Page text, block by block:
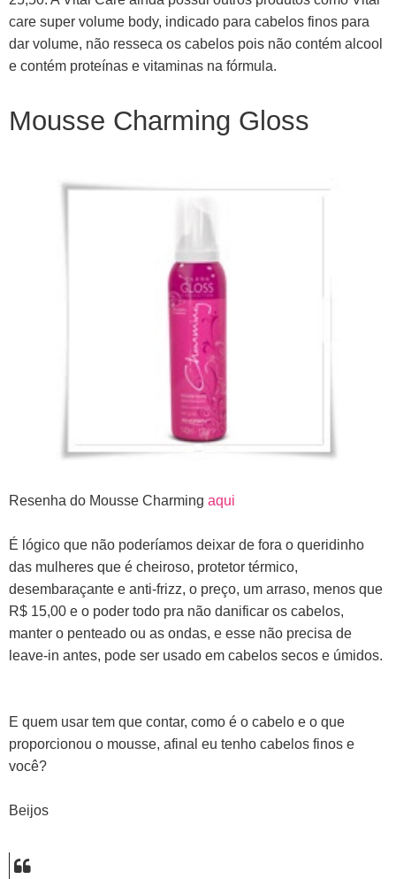
care super volume body, indicado para cabelos finos para
dar volume, não resseca os cabelos pois não contém alcool
e contém proteínas e vitaminas na fórmula.
Mousse Charming Gloss
Resenha do Mousse Charming aqui
É lógico que não poderíamos deixar de fora o queridinho
das mulheres que é cheiroso, protetor térmico,
desembaraçante e anti-frizz, o preço, um arraso, menos que
R$ 15,00 e o poder todo pra não danificar os cabelos,
manter o penteado ou as ondas, e esse não precisa de
leave-in antes, pode ser usado em cabelos secos e úmidos.
E quem usar tem que contar, como é o cabelo e o que
proporcionou o mousse, afinal eu tenho cabelos finos e
você?
Beijos